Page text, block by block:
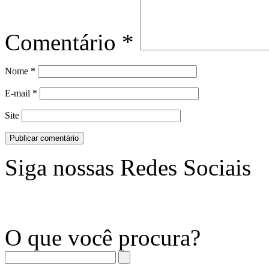
Comentário *
Nome *
E-mail *
Site
Siga nossas Redes Sociais
O que você procura?